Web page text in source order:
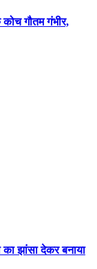
गौतम गंभीर,
का झांसा देकर बनाया